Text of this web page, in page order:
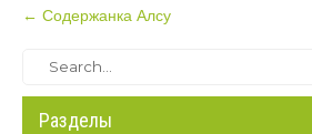
P
t
← Содержанка Алсу
Разделы